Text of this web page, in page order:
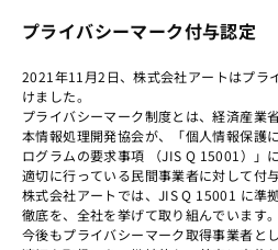
プライバシーマーク付与認定
2021年11月2日、株式会社アートはプラ
けました。
プライバシーマーク制度とは、経済産業
本情報処理開発協会が、「個人情報保護
ログラムの要求事項 （JIS Q 15001）」
適切に行っている民間事業者に対して付与
株式会社アートでは、JIS Q 15001 に準
徹底を、全社を挙げて取り組んでいます。
今後もプライバシーマーク取得事業者と